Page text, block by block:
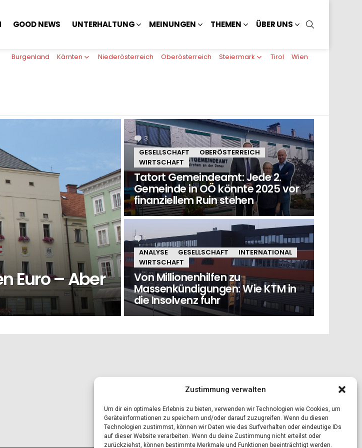
Zustimmung verwalten
Um dir ein optimales Erlebnis zu bieten, verwenden wir Technologien wie Cookies, um
Geräteinformationen zu speichern und/oder darauf zuzugreifen. Wenn du diesen
Technologien zustimmst, können wir Daten wie das Surfverhalten oder eindeutige IDs
auf dieser Website verarbeiten. Wenn du deine Zustimmung nicht erteilst oder
zurückziehst, können bestimmte Merkmale und Funktionen beeinträchtigt werden.
GOOD NEWS UNTERHALTUNG MEINUNGEN THEMEN ÜBER UNS
Burgenland Kärnten Niederösterreich Oberösterreich Steiermark Tirol Wien
Euro – Aber
3 Kommentare
GESELLSCHAFT
OBERÖSTERREICH
WIRTSCHAFT
Tatort Gemeindeamt: Jede 2.
Gemeinde in OÖ könnte 2025 vor
finanziellem Ruin stehen
1 Kommentar
ANALYSE
GESELLSCHAFT
INTERNATIONAL
WIRTSCHAFT
Von Millionenhilfen zu
Massenkündigungen: Wie KTM in
die Insolvenz fuhr